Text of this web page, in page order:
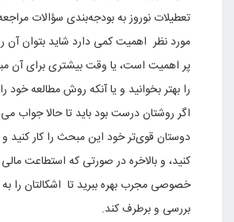
تعطیلات نوروز به بودجه‌بندی سؤالات
مورد نظر اهمیت کمی دارد شاید بتوان آن
پر اهمیت است، یا وقت بیشتری برای آن
را بهتر بخوانید و یا آنکه روش مطالعه
اگر روشتان درست بود باید تا حالا جواب
دوستان قوی‌تر خود این مبحث را کار کنید
کنید، و بالاخره در صورتی که استطاعت مالی
خصوصی مجرب بهره ببرید تا اشکالتان را
بررسی و برطرف کند.